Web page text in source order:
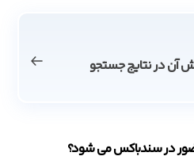
آن در نتایج جستجو
در سندباکس می شود؟